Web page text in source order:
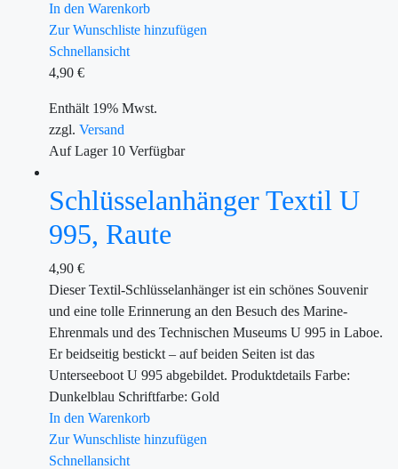
In den Warenkorb
Zur Wunschliste hinzufügen
Schnellansicht
4,90 €
Enthält 19% Mwst.
zzgl. Versand
Auf Lager10 Verfügbar
Schlüsselanhänger Textil U
995, Raute
4,90 €
Dieser Textil-Schlüsselanhänger ist ein schönes Souvenir
und eine tolle Erinnerung an den Besuch des Marine-
Ehrenmals und des Technischen Museums U 995 in Laboe.
Er beidseitig bestickt – auf beiden Seiten ist das
Unterseeboot U 995 abgebildet. Produktdetails Farbe:
Dunkelblau Schriftfarbe: Gold
In den Warenkorb
Zur Wunschliste hinzufügen
Schnellansicht